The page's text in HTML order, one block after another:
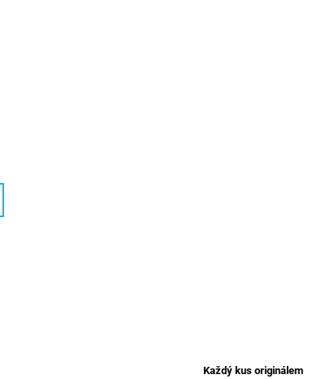
Každý kus originálem